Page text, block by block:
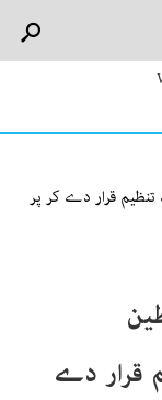
قرار دے کر پر
قرار دے